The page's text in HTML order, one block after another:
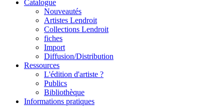
Catalogue
Nouveautés
Artistes Lendroit
Collections Lendroit
fiches
Import
Diffusion/Distribution
Ressources
L'édition d'artiste ?
Publics
Bibliothèque
Informations pratiques